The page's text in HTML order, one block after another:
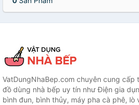
VatDungNhaBep.com chuyên cung cấp
đồ dùng nhà bếp uy tín như Điện gia
bình đun, bình thủy, máy pha cà phê, lò